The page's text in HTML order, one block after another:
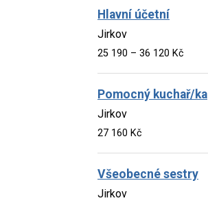
Hlavní účetní
Jirkov
25 190 – 36 120 Kč
Pomocný kuchař/ka
Jirkov
27 160 Kč
Všeobecné sestry
Jirkov